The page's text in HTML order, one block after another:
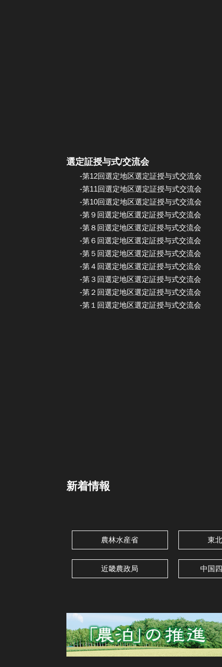
選定証授与式/交流会
-第12回選定地区選定証授与式交流会
-第11回選定地区選定証授与式交流会
-第10回選定地区選定証授与式交流会
-第９回選定地区選定証授与式交流会
-第８回選定地区選定証授与式交流会
-第６回選定地区選定証授与式交流会
-第５回選定地区選定証授与式交流会
-第４回選定地区選定証授与式交流会
-第３回選定地区選定証授与式交流会
-第２回選定地区選定証授与式交流会
-第１回選定地区選定証授与式交流会
新着情報
農林水産省 東
近畿農政局 中国